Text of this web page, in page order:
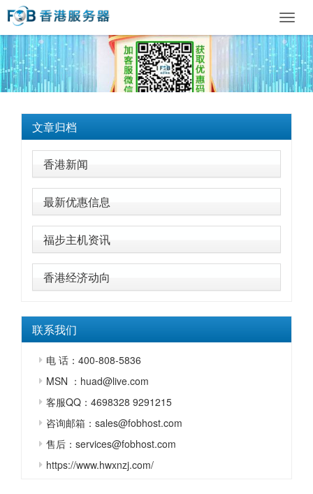
文章归档
香港新闻
最新优惠信息
福步主机资讯
香港经济动向
联系我们
电 话：400-808-5836
MSN ：huad@live.com
客服QQ：4698328 9291215
咨询邮箱：sales@fobhost.com
售后：services@fobhost.com
https://www.hwxnzj.com/